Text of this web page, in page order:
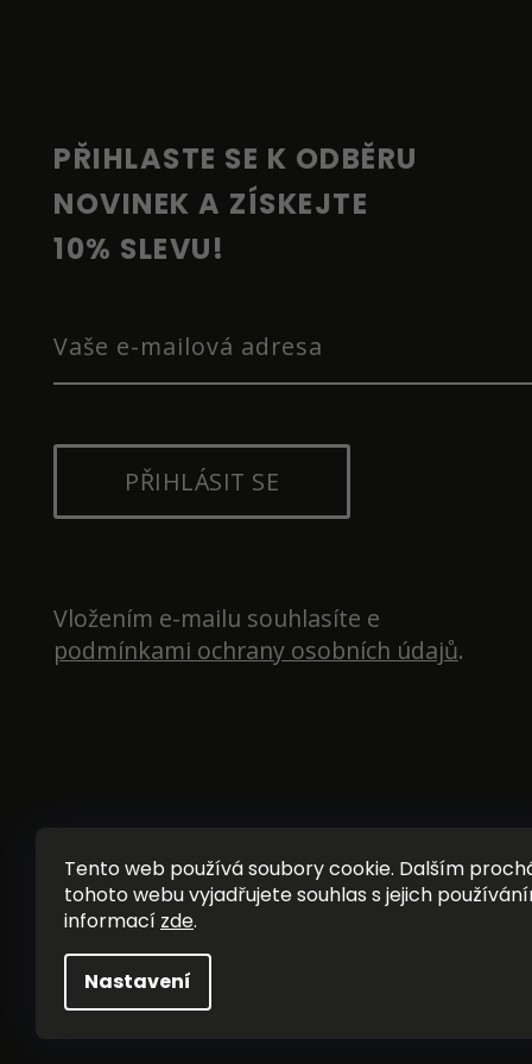
Tento web používá soubory cookie. Dalším
tohoto webu vyjadřujete souhlas s jejich
informací zde.
Nastavení
PŘIHLASTE SE K ODBĚRU
NOVINEK A ZÍSKEJTE
10% SLEVU!
PŘIHLÁSIT SE
Vložením e-mailu souhlasíte e
podmínkami ochrany osobních údajů.